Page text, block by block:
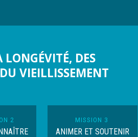
DES
VIEILLISSEMENT
2 MISSION 3
ANIMER ET SOUTENIR